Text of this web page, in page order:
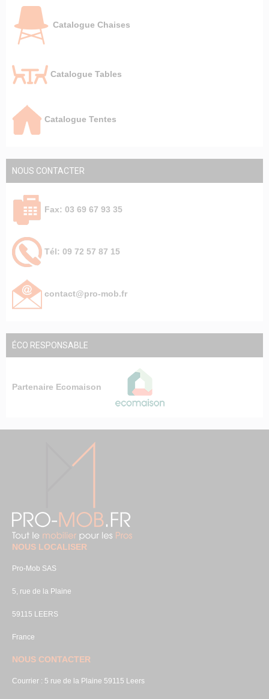
Catalogue Chaises
Catalogue Tables
Catalogue Tentes
NOUS CONTACTER
Fax: 03 69 67 93 35
Tél: 09 72 57 87 15
contact@pro-mob.fr
ÉCO RESPONSABLE
Partenaire Ecomaison
NOUS LOCALISER
Pro-Mob SAS
5, rue de la Plaine
59115 LEERS
France
NOUS CONTACTER
Courrier : 5 rue de la Plaine 59115 Leers